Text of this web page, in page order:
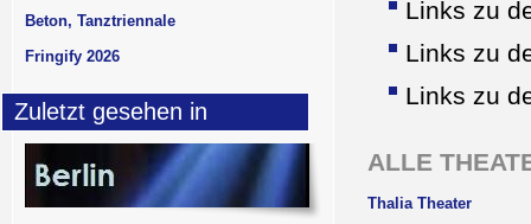
Links zu
Links zu
Links zu
ALLE
Thalia Theater
Beton, Tanztriennale
Fringify 2026
Zuletzt gesehen in